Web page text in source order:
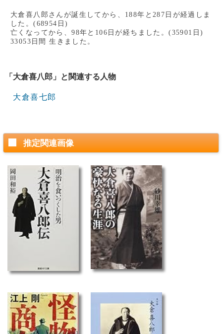
大倉喜八郎さんが誕生してから、188年と287日が経過しま
した。(68954日)
亡くなってから、98年と106日が経ちました。(35901日)
33053日間 生きました。
「大倉喜八郎」と関連する人物
大倉喜七郎
推定関連画像